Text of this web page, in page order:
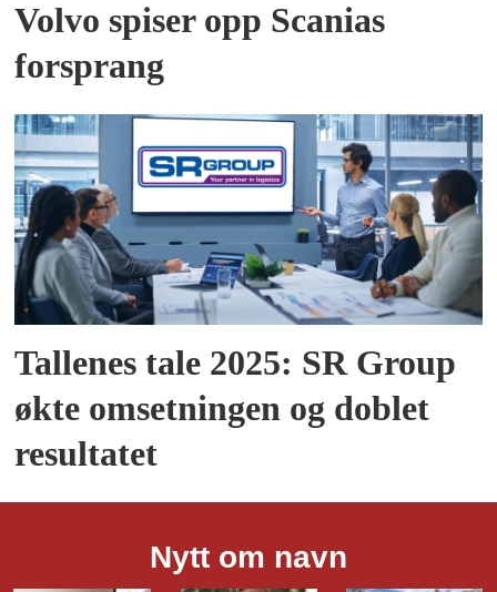
Volvo spiser opp Scanias
forsprang
Tallenes tale 2025: SR Group
økte omsetningen og doblet
resultatet
Nytt om navn